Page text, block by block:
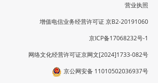
营业执照
增值电信业务经营许可证 京B2-20191060
京ICP备17068232号-1
网络文化经营许可证京网文[2024]1733-082号
京公网安备 11010502036937号